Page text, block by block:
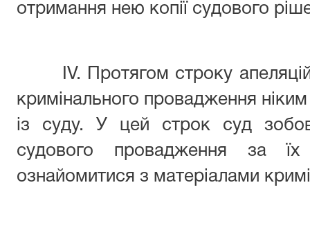
отримання нею копії судового
IV. Протягом строку
кримінального провадження
із суду. У цей строк суд
судового провадження за їх
ознайомитися з матеріалами